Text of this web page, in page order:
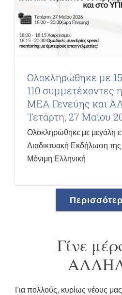
Ολοκληρώθηκε με
110 συμμετέχοντες
ΜΕΑ Γενεύης και
Τετάρτη, 27 Μαΐου
Ολοκληρώθηκε με μεγάλη
Διαδικτυακή Εκδήλωση
Μόνιμη Ελληνική
Γίνε
Για πολλούς, κυρίως νέους